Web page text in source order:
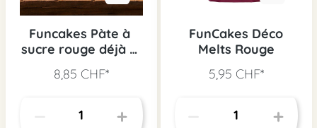
Funcakes Pàte à
sucre rouge déjà Â
8,85 CHF*
FunCakes Déco
Melts Rouge
5,95 CHF*